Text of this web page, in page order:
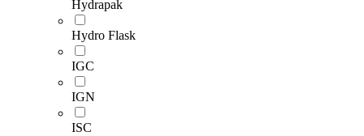
Hydrapak
Hydro Flask
IGC
IGN
ISC